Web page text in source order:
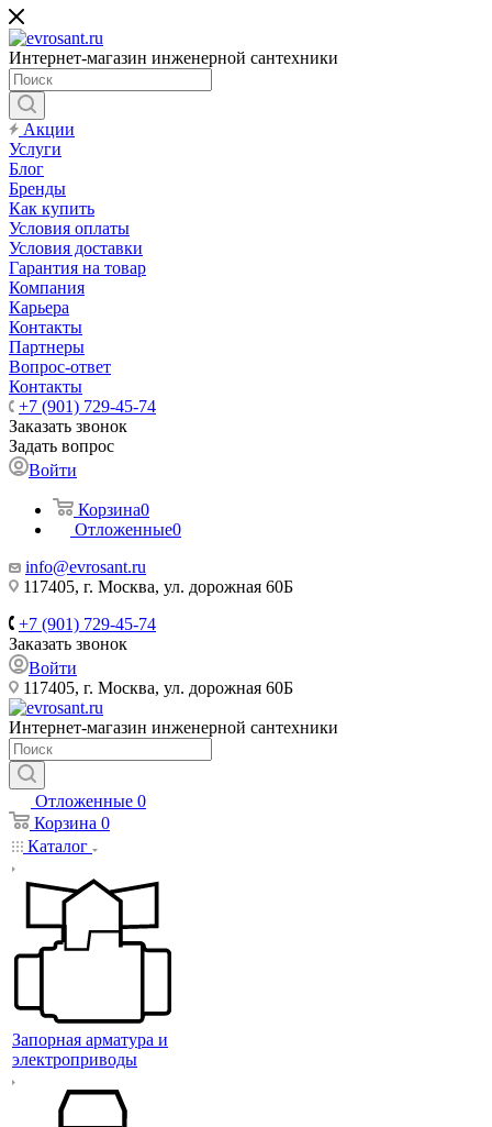
Интернет-магазин инженерной сантехники
Акции
Услуги
Блог
Бренды
Как купить
Условия оплаты
Условия доставки
Гарантия на товар
Компания
Карьера
Контакты
Партнеры
Вопрос-ответ
Контакты
+7 (901) 729-45-74
Заказать звонок
Задать вопрос
Войти
Корзина0
Отложенные0
info@evrosant.ru
117405, г. Москва, ул. дорожная 60Б
+7 (901) 729-45-74
Заказать звонок
Войти
117405, г. Москва, ул. дорожная 60Б
Интернет-магазин инженерной сантехники
Отложенные 0
Корзина 0
Каталог
Запорная арматура и
электроприводы